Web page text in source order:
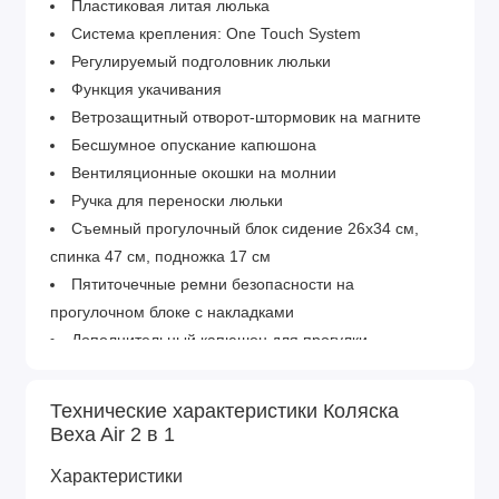
Пластиковая литая люлька
Система крепления: One Touch System
Регулируемый подголовник люльки
Функция укачивания
Ветрозащитный отворот-штормовик на магните
Бесшумное опускание капюшона
Вентиляционные окошки на молнии
Ручка для переноски люльки
Съемный прогулочный блок сидение 26х34 см,
спинка 47 см, подножка 17 см
Пятиточечные ремни безопасности на
прогулочном блоке с накладками
Дополнительный капюшон для прогулки
назад
Сумка-рюкзак
Технические характеристики Коляска
Bexa Air 2 в 1
Характеристики